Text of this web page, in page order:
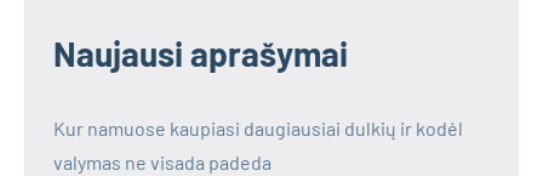
Naujausi aprašymai
Kur namuose kaupiasi daugiausiai dulkių ir kodėl
valymas ne visada padeda